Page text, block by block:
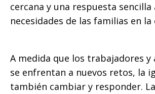
cercana y una respuesta sencilla
necesidades de las familias en la
A medida que los trabajadores
se enfrentan a nuevos retos, la
también cambiar y responder.